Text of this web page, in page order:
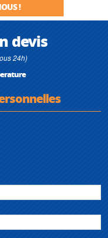
!
devis
24h)